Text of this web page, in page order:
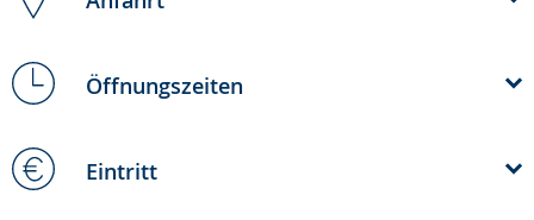
Öffnungszeiten
Eintritt